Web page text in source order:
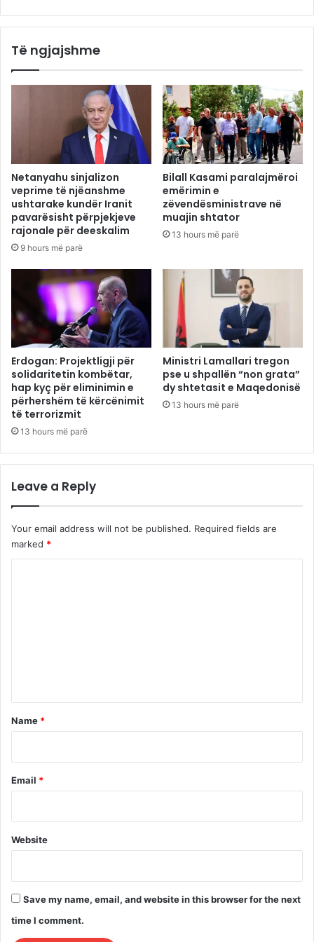
Të ngjajshme
Netanyahu sinjalizon
veprime të njëanshme
ushtarake kundër Iranit
pavarësisht përpjekjeve
rajonale për deeskalim
9 hours më parë
Bilall Kasami paralajmëroi
emërimin e
zëvendësministrave në
muajin shtator
13 hours më parë
Erdogan: Projektligji për
solidaritetin kombëtar,
hap kyç për eliminimin e
përhershëm të kërcënimit
të terrorizmit
13 hours më parë
Ministri Lamallari tregon
pse u shpallën “non grata”
dy shtetasit e Maqedonisë
13 hours më parë
Leave a Reply
Your email address will not be published. Required fields are
marked *
*
Name *
Email *
Website
Save my name, email, and website in this browser for the next
time I comment.